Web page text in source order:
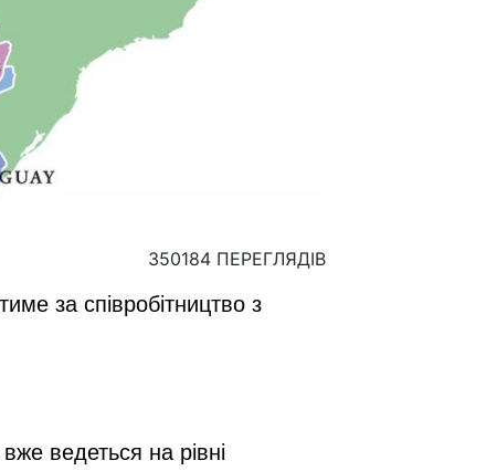
350184 ПЕРЕГЛЯДІВ
за співробітництво з
ведеться на рівні